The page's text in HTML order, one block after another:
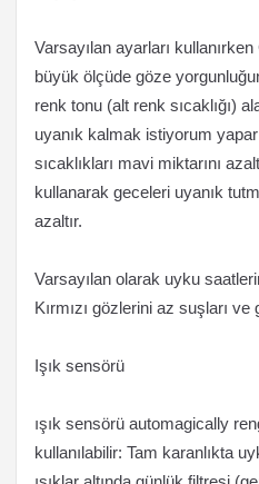
Varsayılan ayarları
büyük ölçüde göze
renk tonu (alt renk sıcaklığı)
uyanık kalmak istiyorum
sıcaklıkları mavi miktarını
kullanarak geceleri uyanık
azaltır.
Varsayılan olarak uyku
Kırmızı gözlerini az suşları
Işık sensörü
ışık sensörü automagically
kullanılabilir: Tam karanlıkta